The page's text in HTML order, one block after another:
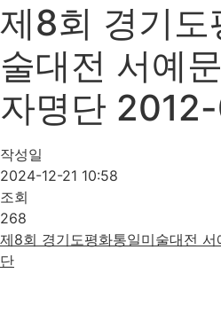
제8회 경기도
술대전 서예
자명단
작성일
2024-12-21 10:58
조회
268
제8회 경기도평화통일미술대전 서
단